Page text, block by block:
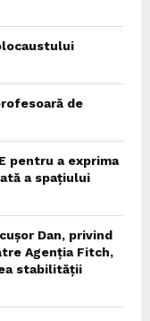
de
pentru a exprima
a spațiului
Dan, privind
Agenția Fitch,
stabilității